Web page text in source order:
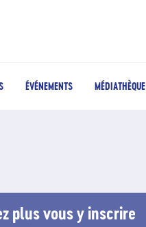
ÉVÉNEMENTS MÉDIATHÈQUE
plus vous y inscrire